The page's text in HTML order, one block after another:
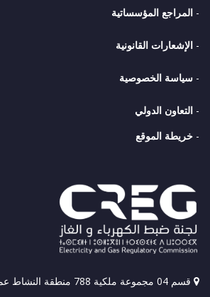
قسم 04 مجموعة ملكية 788 منطقة النشاط عمارة الشراقة الجزائر،
- المراجع المؤسساتية
- الإشعارات القانونية
- سياسة الخصوصية
- التعاون الدولي
- خريطة الموقع